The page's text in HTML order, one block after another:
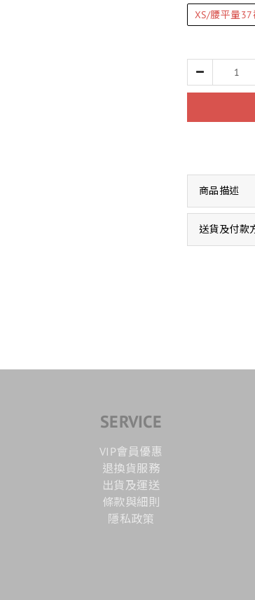
XS/腰平量
商品描述
送貨及付款
SERVICE
VIP會員優惠
退換貨服務
出貨及運送
條款與細則
隱私政策